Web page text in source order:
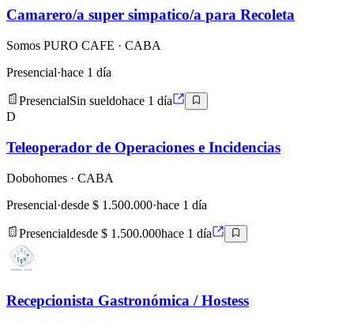
Camarero/a super simpatico/a para Recoleta
Somos PURO CAFE · CABA
Presencial·hace 1 día
PresencialSin sueldohace 1 día
D
Teleoperador de Operaciones e Incidencias
Dobohomes · CABA
Presencial·desde $ 1.500.000·hace 1 día
Presencialdesde $ 1.500.000hace 1 día
Recepcionista Gastronómica / Hostess